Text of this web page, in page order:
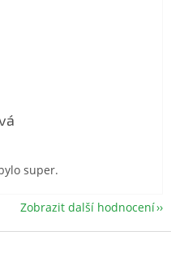
je 5 z 5 hvězdiček.
je 5 z 5 hvězdiček.
super.
Zobrazit další hodnocení